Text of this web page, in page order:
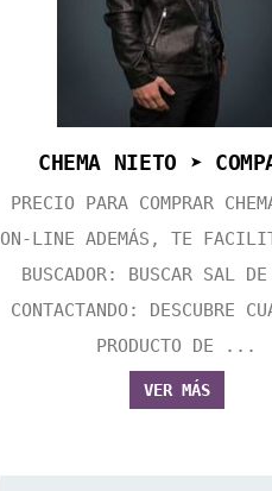
CHEMA NIETO ➤
PRECIO PARA COMPRAR
ON-LINE ADEMÁS, TE
BUSCADOR: BUSCAR SAL DE
CONTACTANDO: DESCUBRE
PRODUCTO DE ...
VER MÁS